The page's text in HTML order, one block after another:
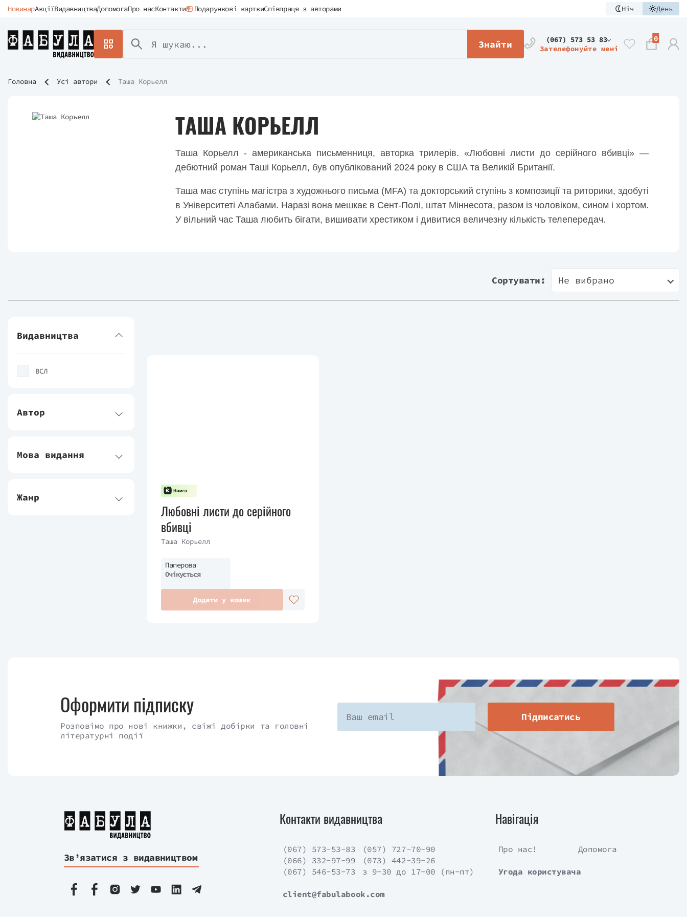
НовинарАкціїВидавництваДопомогаПро насКонтакти Подарункові карткиСпівпраця з авторами Ніч День
Знайти
(067) 573 53 83
Зателефонуйте мені
0
Головна Усі автори Таша Корьелл
ТАША КОРЬЕЛЛ
Таша Корьелл - американська письменниця, авторка трилерів. «Любовні листи до серійного вбивці» —
дебютний роман Таші Корьелл, був опублікований 2024 року в США та Великій Британії.
Таша має ступінь магістра з художнього письма (MFA) та докторський ступінь з композиції та риторики, здобуті
в Університеті Алабами. Наразі вона мешкає в Сент-Полі, штат Міннесота, разом із чоловіком, сином і хортом.
У вільний час Таша любить бігати, вишивати хрестиком і дивитися величезну кількість телепередач.
Сортувати: Не вибрано
Видавництва
ВСЛ
Автор
Мова видання
Жанр
Любовні листи до серійного
вбивці
Таша Корьелл
Паперова
Очікується
Додати у кошик
Оформити підписку
Розповімо про нові книжки, свіжі добірки та головні
літературні події
Підписатись
Зв’язатися з видавництвом
Контакти видавництва
(067) 573-53-83
(057) 727-70-90
(066) 332-97-99
(073) 442-39-26
(067) 546-53-73
з 9-30 до 17-00 (пн-пт)
client@fabulabook.com
Навігація
Про нас! Допомога
Угода користувача